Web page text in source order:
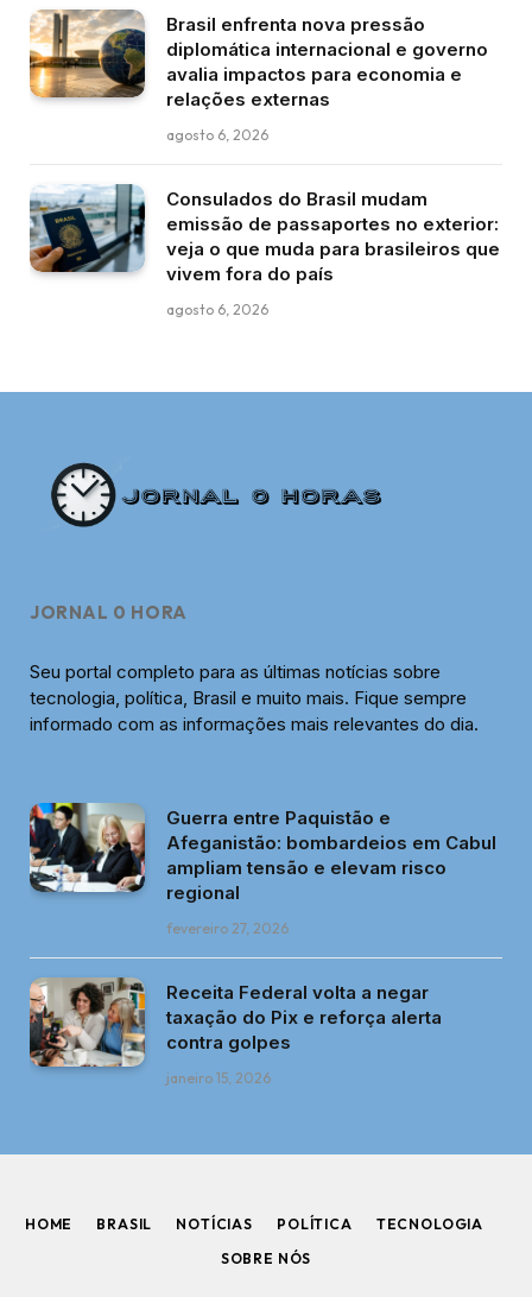
Brasil enfrenta nova pressão
diplomática internacional e governo
avalia impactos para economia e
relações externas
agosto 6, 2026
Consulados do Brasil mudam
emissão de passaportes no exterior:
veja o que muda para brasileiros que
vivem fora do país
agosto 6, 2026
JORNAL 0 HORA
Seu portal completo para as últimas notícias sobre
tecnologia, política, Brasil e muito mais. Fique sempre
informado com as informações mais relevantes do dia.
Guerra entre Paquistão e
Afeganistão: bombardeios em Cabul
ampliam tensão e elevam risco
regional
fevereiro 27, 2026
Receita Federal volta a negar
taxação do Pix e reforça alerta
contra golpes
janeiro 15, 2026
HOME BRASIL NOTÍCIAS POLÍTICA
TECNOLOGIA
SOBRE NÓS